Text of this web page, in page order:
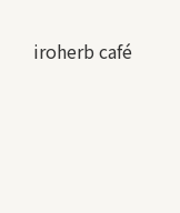
iroherb café